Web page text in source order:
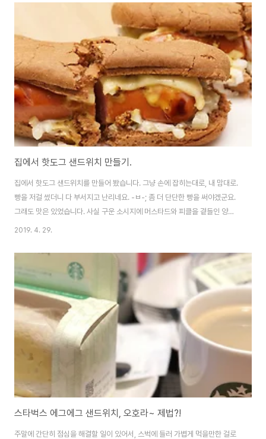
습니다. 딱 햄과 치즈가 보이네요. 이름처럼 정직하게 심플합니다. 두쪽으로 나
뉘는게 아니고 저게 그냥 하나에요. 연유가 들어가서 살짝 달달한 맛에, 햄과 치
즈의 기본적인 맛이 어울어집니다. 기본 샌드위치인데 살짝 단 맛. 근데 또 연유
치곤 덜 단맛입니다. 맛있네요. 가격도 저렴하고. 한번씩 먹어도 될 것 같습니
다. ^^
집에서 핫도그 샌드위치 만들기.
집에서 핫도그 샌드위치를 만들어 봤습니다. 그냥 손에 잡히는대로, 내 맘대로.
빵을 저걸 썼더니 다 부서지고 난리네요. -ㅂ-; 좀 더 단단한 빵을 써야겠군요.
그래도 맛은 있었습니다. 사실 구운 소시지에 머스타드와 피클을 곁들인 양파,
치즈 조합이면.. 맛 없는게 사기죠. ㅋ 다음에 다른 빵으로 다시 도전해보겠습니
2019. 4. 29.
스타벅스 에그에그 샌드위치, 오호라~ 제법?!
주말에 간단히 점심을 해결할 일이 있어서, 스벅에 들러 가볍게 먹을만한 걸로